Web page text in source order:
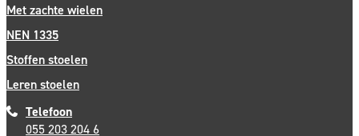
Met zachte wielen
NEN 1335
Stoffen stoelen
Leren stoelen
Telefoon
055 203 204 6